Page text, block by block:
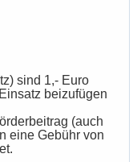
sind 1,- Euro
beizufügen
(auch
eine Gebühr von